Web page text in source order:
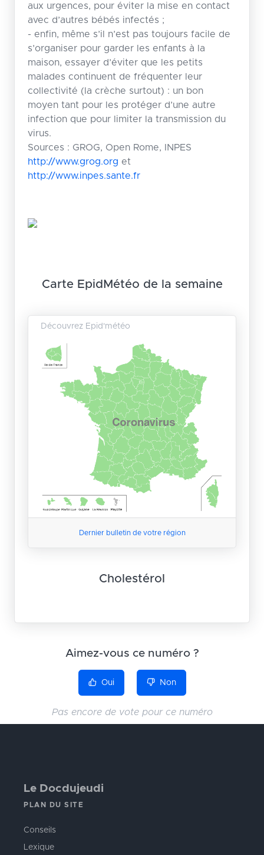
aux urgences, pour éviter la mise en contact
avec d’autres bébés infectés ;
- enfin, même s’il n’est pas toujours facile de
s’organiser pour garder les enfants à la
maison, essayer d’éviter que les petits
malades continuent de fréquenter leur
collectivité (la crèche surtout) : un bon
moyen tant pour les protéger d’une autre
infection que pour limiter la transmission du
virus.
Sources : GROG, Open Rome, INPES
http://www.grog.org et
http://www.inpes.sante.fr
Carte EpidMétéo de la semaine
Découvrez Epid'météo
Dernier bulletin de votre région
Cholestérol
Aimez-vous ce numéro ?
Oui Non
Pas encore de vote pour ce numéro
Le Docdujeudi
PLAN DU SITE
Conseils
Lexique